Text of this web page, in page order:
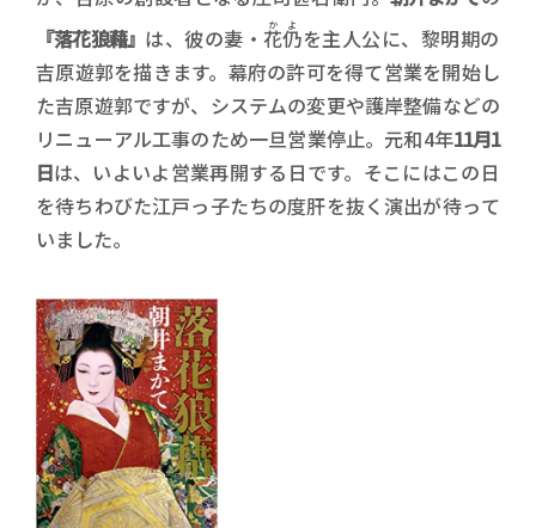
『落花狼藉』 は、彼の妻・花仍
かよ
を主人公に、黎明期の
吉原遊郭を描きます。幕府の許可を得て営業を開始し
た吉原遊郭ですが、システムの変更や護岸整備などの
リニューアル工事のため一旦営業停止。元和4年11月1
日は、いよいよ営業再開する日です。そこにはこの日
を待ちわびた江戸っ子たちの度肝を抜く演出が待って
いました。